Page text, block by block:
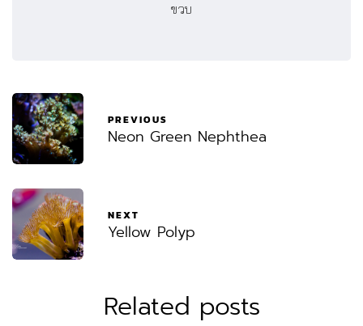
ขวบ
PREVIOUS
Neon Green Nephthea
NEXT
Yellow Polyp
Related posts